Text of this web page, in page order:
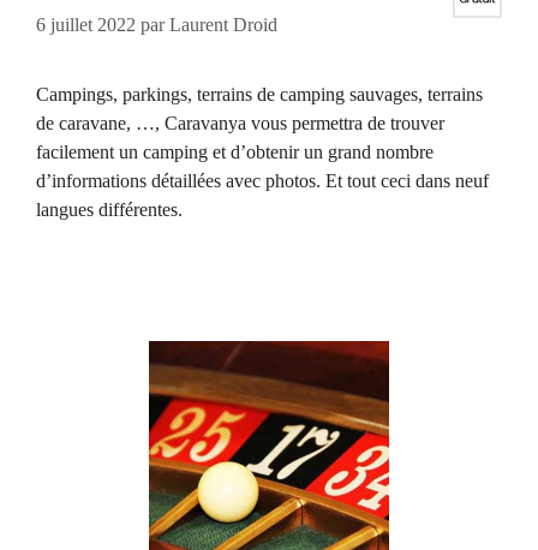
6 juillet 2022 parLaurent Droid
Campings, parkings, terrains de camping sauvages, terrains
de caravane, …, Caravanya vous permettra de trouver
facilement un camping et d’obtenir un grand nombre
d’informations détaillées avec photos. Et tout ceci dans neuf
langues différentes.